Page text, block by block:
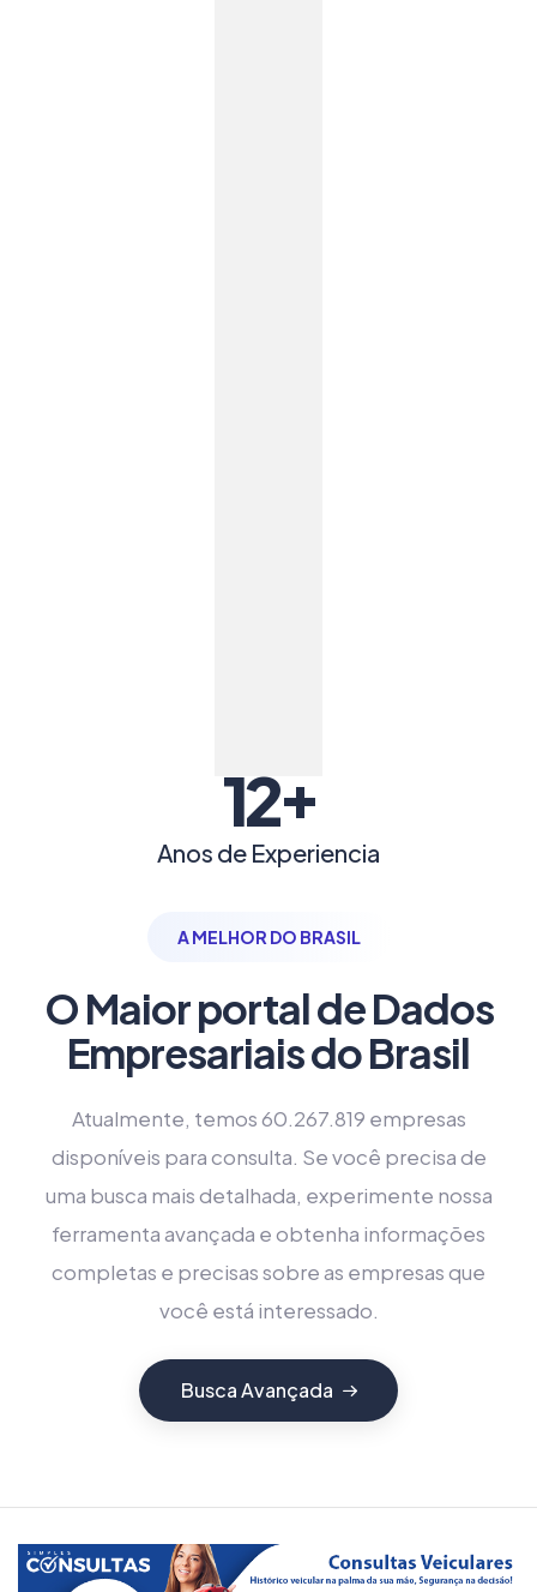
12+
Anos de Experiencia
A MELHOR DO BRASIL
O Maior portal de Dados
Empresariais do Brasil
Atualmente, temos 60.267.819 empresas
disponíveis para consulta. Se você precisa de
uma busca mais detalhada, experimente nossa
ferramenta avançada e obtenha informações
completas e precisas sobre as empresas que
você está interessado.
Busca Avançada